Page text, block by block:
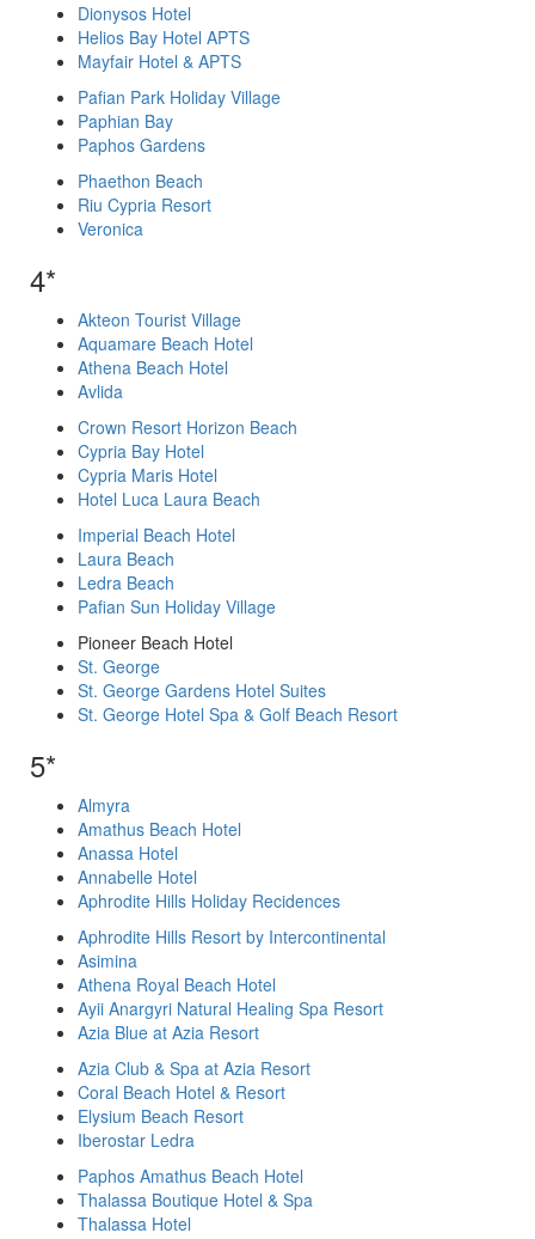
Dionysos Hotel
Helios Bay Hotel APTS
Mayfair Hotel & APTS
Pafian Park Holiday Village
Paphian Bay
Paphos Gardens
Phaethon Beach
Riu Cypria Resort
Veronica
4*
Akteon Tourist Village
Aquamare Beach Hotel
Athena Beach Hotel
Avlida
Crown Resort Horizon Beach
Cypria Bay Hotel
Cypria Maris Hotel
Hotel Luca Laura Beach
Imperial Beach Hotel
Laura Beach
Ledra Beach
Pafian Sun Holiday Village
Pioneer Beach Hotel
St. George
St. George Gardens Hotel Suites
St. George Hotel Spa & Golf Beach Resort
5*
Almyra
Amathus Beach Hotel
Anassa Hotel
Annabelle Hotel
Aphrodite Hills Holiday Recidences
Aphrodite Hills Resort by Intercontinental
Asimina
Athena Royal Beach Hotel
Ayii Anargyri Natural Healing Spa Resort
Azia Blue at Azia Resort
Azia Club & Spa at Azia Resort
Coral Beach Hotel & Resort
Elysium Beach Resort
Iberostar Ledra
Paphos Amathus Beach Hotel
Thalassa Boutique Hotel & Spa
Thalassa Hotel